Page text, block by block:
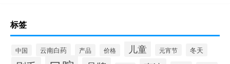
标签
中国 云南白药 产品 价格 儿童 元宵节 冬天